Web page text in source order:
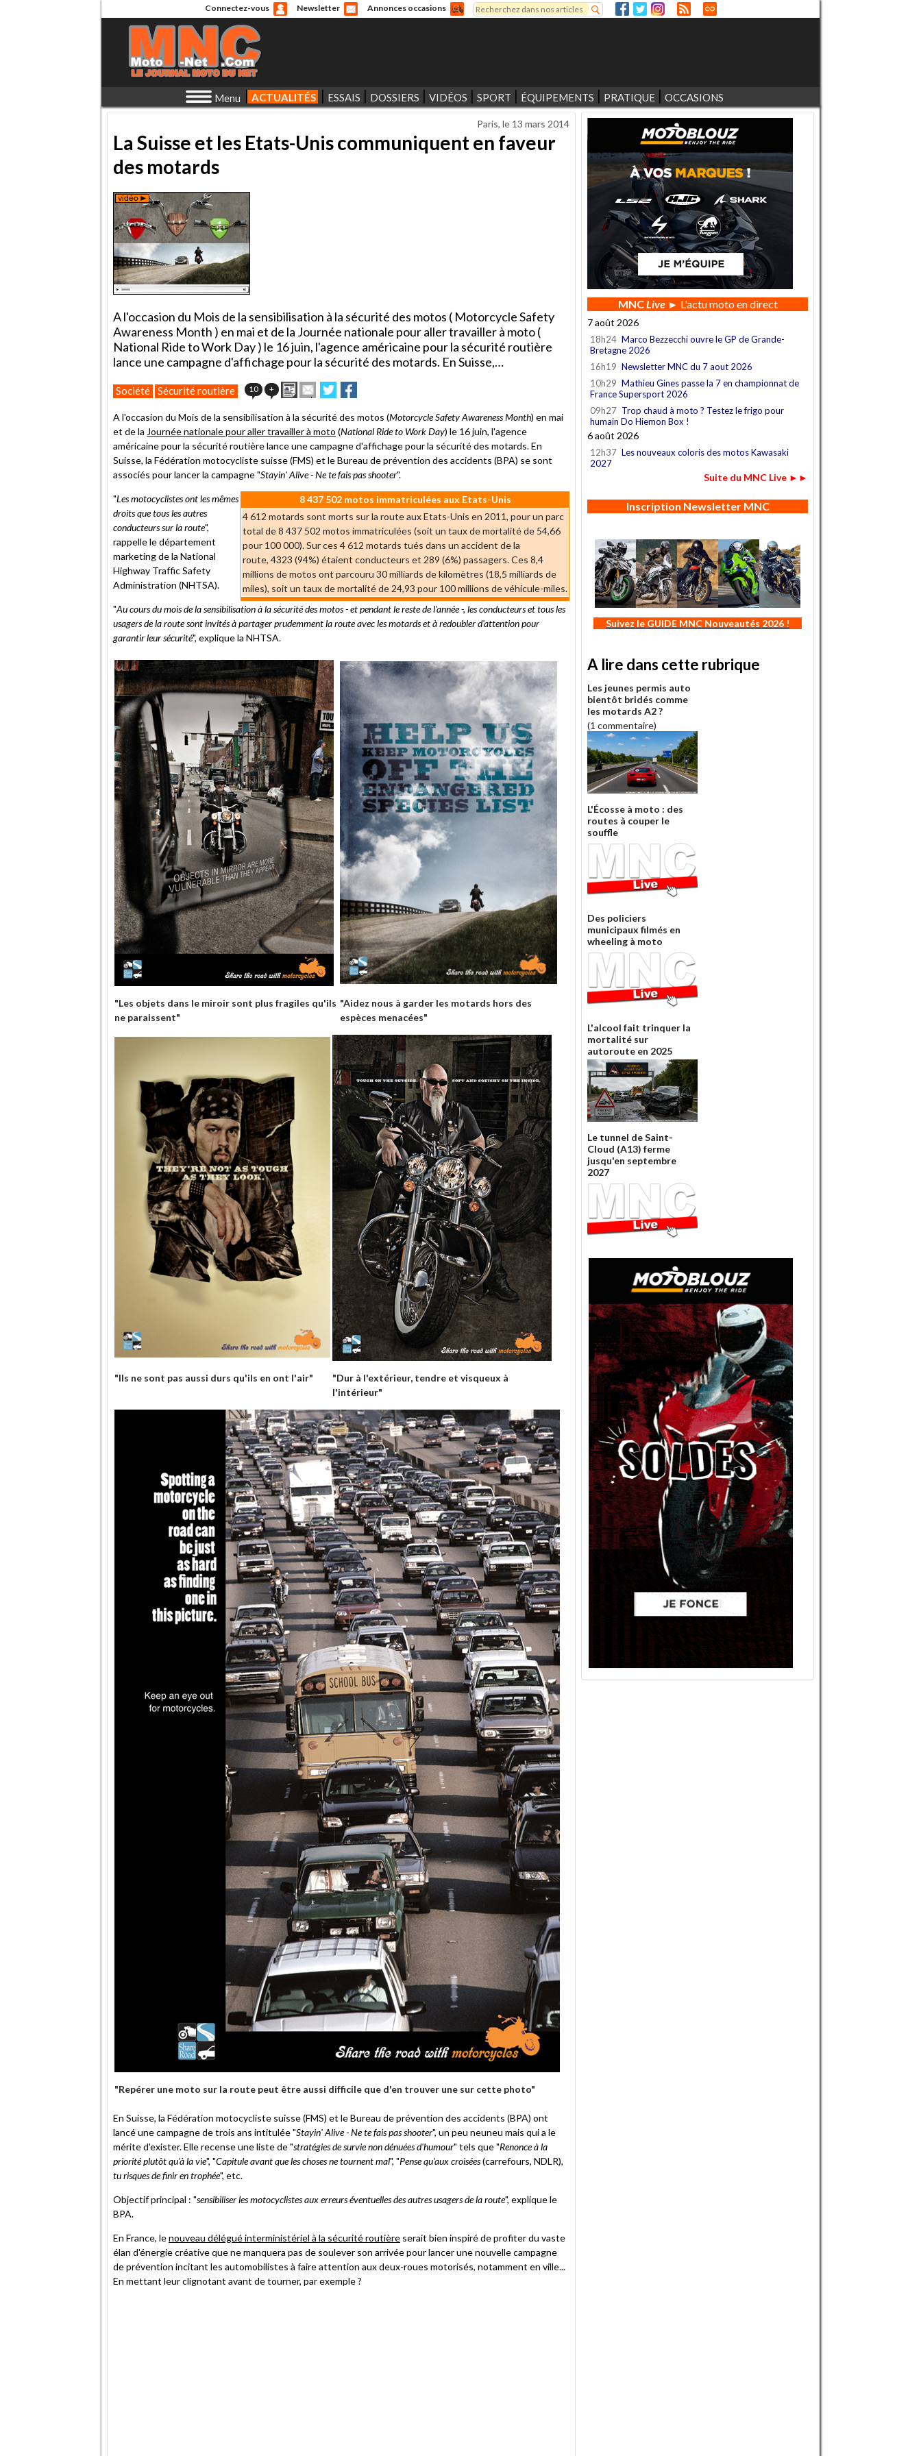
Connectez-vous Newsletter Annonces occasions
Formulaire de recherche
Rechercher
Menu ACTUALITÉS ESSAIS DOSSIERS VIDÉOS SPORT ÉQUIPEMENTS PRATIQUE OCCASIONS
Paris, le 13 mars 2014
La Suisse et les Etats-Unis communiquent en faveur
des motards
A l'occasion du Mois de la sensibilisation à la sécurité des motos ( Motorcycle Safety
Awareness Month ) en mai et de la Journée nationale pour aller travailler à moto (
National Ride to Work Day ) le 16 juin, l'agence américaine pour la sécurité routière
lance une campagne d'affichage pour la sécurité des motards. En Suisse,…
Société Sécurité routière 10 + ImprimerEnvoyer
cet
à
un
ami
Partager
sur
sur
A l'occasion du Mois de la sensibilisation à la sécurité des motos (Motorcycle Safety Awareness Month) en mai
et de la Journée nationale pour aller travailler à moto (National Ride to Work Day) le 16 juin, l'agence
américaine pour la sécurité routière lance une campagne d'affichage pour la sécurité des motards. En
Suisse, la Fédération motocycliste suisse (FMS) et le Bureau de prévention des accidents (BPA) se sont
associés pour lancer la campagne "Stayin' Alive - Ne te fais pas shooter".
8 437 502 motos immatriculées aux Etats-Unis
4 612 motards sont morts sur la route aux Etats-Unis en 2011, pour un parc
total de 8 437 502 motos immatriculées (soit un taux de mortalité de 54,66
pour 100 000).Sur ces 4 612 motards tués dans un accident de la
route, 4323 (94%) étaient conducteurs et 289 (6%) passagers. Ces 8,4
millions de motos ont parcouru 30 milliards de kilomètres (18,5 milliards de
miles), soit un taux de mortalité de 24,93 pour 100 millions de véhicule-miles.
"Les motocyclistes ont les mêmes
droits que tous les autres
conducteurs sur la route",
rappelle le département
marketing de la National
Highway Traffic Safety
Administration (NHTSA).
"Au cours du mois de la sensibilisation à la sécurité des motos - et pendant le reste de l'année -, les conducteurs et tous les
usagers de la route sont invités à partager prudemment la route avec les motards et à redoubler d'attention pour
garantir leur sécurité", explique la NHTSA.
"Les objets dans le miroir sont plus fragiles qu'ils
ne paraissent"
"Aidez nous à garder les motards hors des
espèces menacées"
"Ils ne sont pas aussi durs qu'ils en ont l'air"
"Dur à l'extérieur, tendre et visqueux à
l'intérieur"
"Repérer une moto sur la route peut être aussi difficile que d'en trouver une sur cette photo"
En Suisse, la Fédération motocycliste suisse (FMS) et le Bureau de prévention des accidents (BPA) ont
lancé une campagne de trois ans intitulée "Stayin' Alive - Ne te fais pas shooter", un peu neuneu mais qui a le
mérite d'exister. Elle recense une liste de "stratégies de survie non dénuées d'humour" tels que "Renonce à la
priorité plutôt qu'à la vie", "Capitule avant que les choses ne tournent mal", "Pense qu'aux croisées(carrefours, NDLR),
tu risques de finir en trophée", etc.
Objectif principal : "sensibiliser les motocyclistes aux erreurs éventuelles des autres usagers de la route", explique le
BPA.
En France, lenouveau délégué interministériel à la sécurité routière serait bien inspiré de profiter du vaste
élan d'énergie créative que ne manquera pas de soulever son arrivée pour lancer une nouvelle campagne
de prévention incitant les automobilistes à faire attention aux deux-roues motorisés, notamment en ville...
En mettant leur clignotant avant de tourner, par exemple ?
MNCLive► L'actu moto en direct
7 août 2026
18h24 Marco Bezzecchi ouvre le GP de Grande-
Bretagne 2026
16h19 Newsletter MNC du 7 aout 2026
10h29 Mathieu Gines passe la 7 en championnat de
France Supersport 2026
09h27 Trop chaud à moto ? Testez le frigo pour
humain Do Hiemon Box !
6 août 2026
12h37 Les nouveaux coloris des motos Kawasaki
2027
Suite du MNC Live ►►
Inscription Newsletter MNC
Suivez le GUIDE MNC Nouveautés 2026 !
A lire dans cette rubrique
Les jeunes permis auto
bientôt bridés comme
les motards A2 ?
(1 commentaire)
L'Écosse à moto : des
routes à couper le
souffle
Des policiers
municipaux filmés en
wheeling à moto
L'alcool fait trinquer la
mortalité sur
autoroute en 2025
Le tunnel de Saint-
Cloud (A13) ferme
jusqu'en septembre
2027